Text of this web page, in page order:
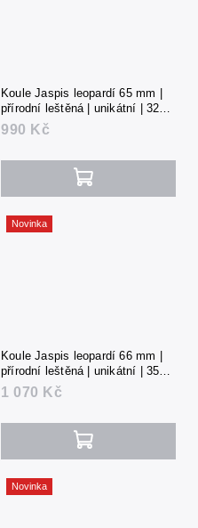
Koule Jaspis leopardí 65 mm |
přírodní leštěná | unikátní | 328 g
| Mexiko
990 Kč
Novinka
Koule Jaspis leopardí 66 mm |
přírodní leštěná | unikátní | 355 g
| Mexiko
1 070 Kč
Novinka